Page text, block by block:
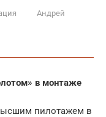
Андрей
в монтаже
пилотажем в